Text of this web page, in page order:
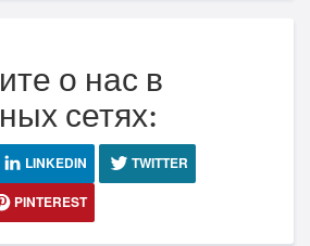
о нас в
сетях:
LINKEDIN
TWITTER
PINTEREST